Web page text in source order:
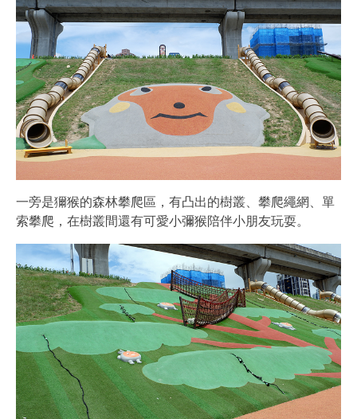
一旁是獮猴的森林攀爬區，有凸出的樹叢、攀爬繩網、單
索攀爬，在樹叢間還有可愛小彌猴陪伴小朋友玩耍。